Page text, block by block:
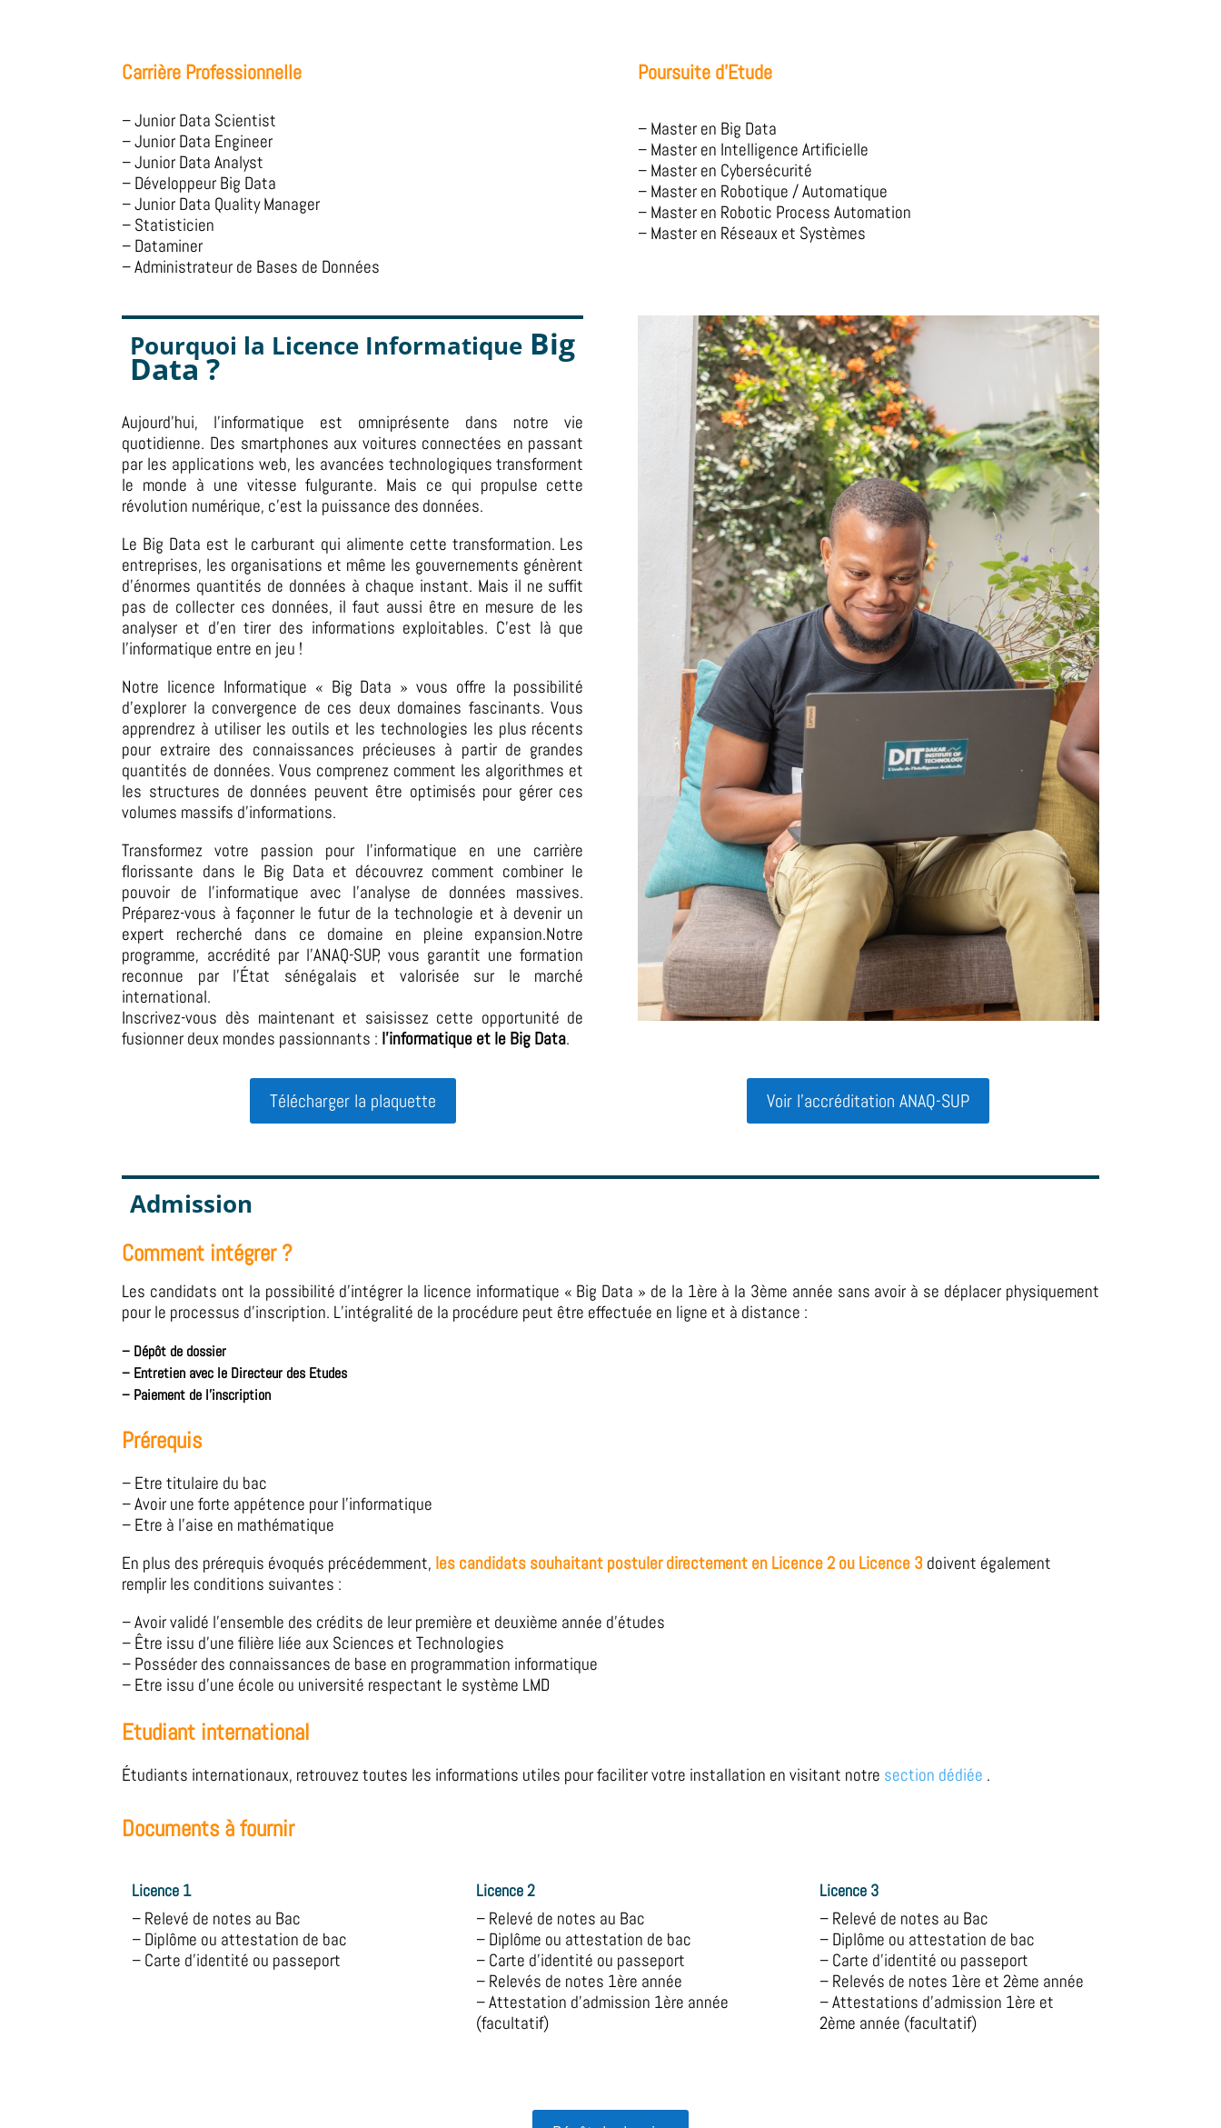
Carrière Professionnelle
– Junior Data Scientist
– Junior Data Engineer
– Junior Data Analyst
– Développeur Big Data
– Junior Data Quality Manager
– Statisticien
– Dataminer
– Administrateur de Bases de Données
Poursuite d’Etude
– Master en Big Data
– Master en Intelligence Artificielle
– Master en Cybersécurité
– Master en Robotique / Automatique
– Master en Robotic Process Automation
– Master en Réseaux et Systèmes
Pourquoi la Licence Informatique Big
Data ?
Aujourd’hui, l’informatique est omniprésente dans notre vie
quotidienne. Des smartphones aux voitures connectées en passant
par les applications web, les avancées technologiques transforment
le monde à une vitesse fulgurante. Mais ce qui propulse cette
révolution numérique, c’est la puissance des données.
Le Big Data est le carburant qui alimente cette transformation. Les
entreprises, les organisations et même les gouvernements génèrent
d’énormes quantités de données à chaque instant. Mais il ne suffit
pas de collecter ces données, il faut aussi être en mesure de les
analyser et d’en tirer des informations exploitables. C’est là que
l’informatique entre en jeu !
Notre licence Informatique « Big Data » vous offre la possibilité
d’explorer la convergence de ces deux domaines fascinants.Vous
apprendrez à utiliser les outils et les technologies les plus récents
pour extraire des connaissances précieuses à partir de grandes
quantités de données. Vous comprenez comment les algorithmes et
les structures de données peuvent être optimisés pour gérer ces
volumes massifs d’informations.
Transformez votre passion pour l’informatique en une carrière
florissante dans le Big Data et découvrez comment combiner le
pouvoir de l’informatique avec l’analyse de données massives.
Préparez-vous à façonner le futur de la technologie et à devenir un
expert recherché dans ce domaine en pleine expansion.Notre
programme, accrédité par l’ANAQ-SUP, vous garantit une formation
reconnue par l’État sénégalais et valorisée sur le marché
international.
Inscrivez-vous dès maintenant et saisissez cette opportunité de
fusionner deux mondes passionnants : l’informatique et le Big Data.
Télécharger la plaquette Voir l'accréditation ANAQ-SUP
Admission
Comment intégrer ?
Les candidats ont la possibilité d’intégrer la licence informatique « Big Data » de la 1ère à la 3ème année sans avoir à se déplacer physiquement
pour le processus d’inscription. L’intégralité de la procédure peut être effectuée en ligne et à distance :
– Dépôt de dossier
– Entretien avec le Directeur des Etudes
– Paiement de l’inscription
Prérequis
– Etre titulaire du bac
– Avoir une forte appétence pour l’informatique
– Etre à l’aise en mathématique
En plus des prérequis évoqués précédemment, les candidats souhaitant postuler directement en Licence 2 ou Licence 3 doivent également
remplir les conditions suivantes :
–Avoir validé l’ensemble des crédits de leur première et deuxième année d’études
– Être issu d’une filière liée aux Sciences et Technologies
– Posséder des connaissances de base en programmation informatique
– Etre issu d’une école ou université respectant le système LMD
Etudiant international
Étudiants internationaux, retrouvez toutes les informations utiles pour faciliter votre installation en visitant notre section dédiée .
Documents à fournir
Licence 1
– Relevé de notes au Bac
– Diplôme ou attestation de bac
– Carte d’identité ou passeport
Licence 2
– Relevé de notes au Bac
– Diplôme ou attestation de bac
– Carte d’identité ou passeport
– Relevés de notes 1ère année
– Attestation d’admission 1ère année
(facultatif)
Licence 3
– Relevé de notes au Bac
– Diplôme ou attestation de bac
– Carte d’identité ou passeport
– Relevés de notes 1ère et 2ème année
– Attestations d’admission 1ère et
2ème année (facultatif)